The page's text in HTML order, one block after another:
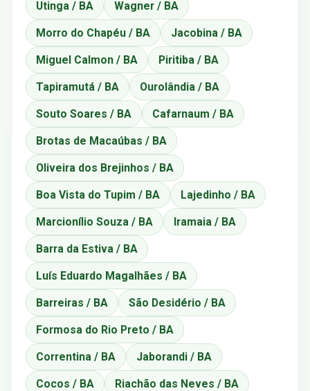
Utinga / BA Wagner / BA
Morro do Chapéu / BA Jacobina / BA
Miguel Calmon / BA Piritiba / BA
Tapiramutá / BA Ourolândia / BA
Souto Soares / BA Cafarnaum / BA
Brotas de Macaúbas / BA
Oliveira dos Brejinhos / BA
Boa Vista do Tupim / BA Lajedinho / BA
Marcionílio Souza / BA Iramaia / BA
Barra da Estiva / BA
Luís Eduardo Magalhães / BA
Barreiras / BA São Desidério / BA
Formosa do Rio Preto / BA
Correntina / BA Jaborandi / BA
Cocos / BA Riachão das Neves / BA